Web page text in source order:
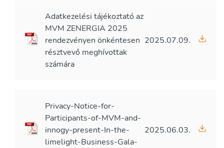
Adatkezelési tájékoztató az
MVM ZENERGIA 2025
rendezvényen önkéntesen
résztvevő meghívottak
számára
2025.07.09.
Privacy-Notice-for-
Participants-of-MVM-and-
innogy-present-In-the-
limelight-Business-Gala-
2025.06.03.